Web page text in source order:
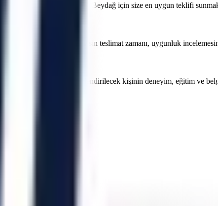
göre değişmektedir. İzmir Beydağ için size en uygun teklifi
İzmir Beydağ için kesin teslimat zamanı, uygunluk
projeler için görevlendirilecek kişinin deneyim, eğitim ve